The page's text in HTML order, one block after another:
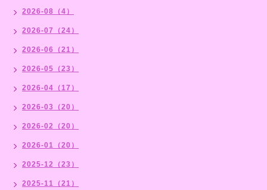
2026-08（4）
2026-07（24）
2026-06（21）
2026-05（23）
2026-04（17）
2026-03（20）
2026-02（20）
2026-01（20）
2025-12（23）
2025-11（21）